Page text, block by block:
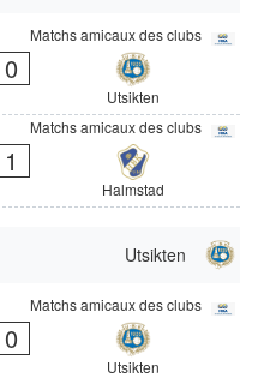
Matchs amicaux des clubs
0
Utsikten
Matchs amicaux des clubs
1
Halmstad
Utsikten
Matchs amicaux des clubs
0
Utsikten